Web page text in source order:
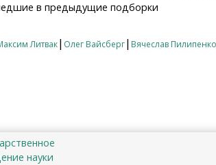
в предыдущие подборки
Литвак| Олег Вайсберг| Вячеслав Пилипенко
науки